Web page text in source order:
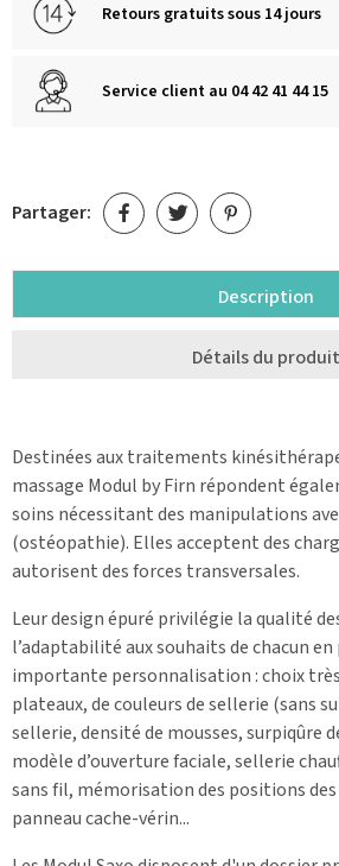
Retours gratuits sous 14 jours
Service client au 04 42 41 44 15
Partager:
Description
Détails du produit
Destinées aux traitements
massage Modul by Firn répondent
soins nécessitant des manipulations
(ostéopathie). Elles acceptent des
autorisent des forces transversales.
Leur design épuré privilégie la qualité
l’adaptabilité aux souhaits de chacun
importante personnalisation : choix
plateaux, de couleurs de sellerie (sans
sellerie, densité de mousses, surpiqûre
modèle d’ouverture faciale, sellerie
sans fil, mémorisation des positions
panneau cache-vérin...